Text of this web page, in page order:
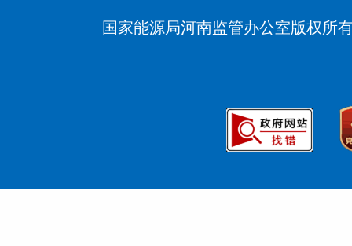
国家能源局河南监管办公室版权所